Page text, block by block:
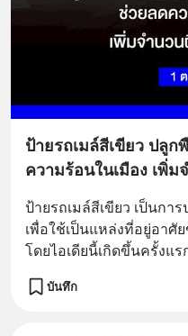
ป้ายรถเมล์สีเขียว ปลู
ความร้
ป้ายรถเมล์สีเขียว เป็นกา
เพื่อใช้เป็นแหล่งที่อยู่อาศั
โดยไอเดียนี้เกิดขึ้นครั้งแ
บันทึก